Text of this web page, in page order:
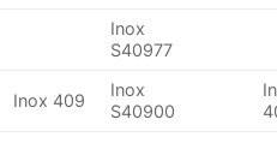
Inox
S40977
Inox 409
Inox
S40900